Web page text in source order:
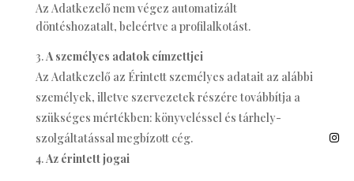
Az Adatkezelő nem végez automatizált
döntéshozatalt, beleértve a profilalkotást.
A személyes adatok címzettjei
Az Adatkezelő az Érintett személyes adatait az alábbi
személyek, illetve szervezetek részére továbbítja a
szükséges mértékben: könyveléssel és tárhely-
szolgáltatással megbízott cég.
Az érintett jogai